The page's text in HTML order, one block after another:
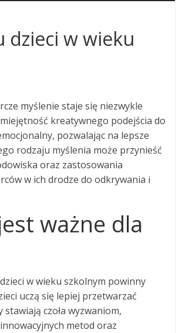
dzieci w wieku
myślenie staje się niezwykle
kreatywnego podejścia do
pozwalając na lepsze
rodzaju myślenia może przynieść
oraz zastosowania
w ich drodze do odkrywania i
ważne dla
w wieku szkolnym powinny
uczą się lepiej przetwarzać
czoła wyzwaniom,
metod oraz